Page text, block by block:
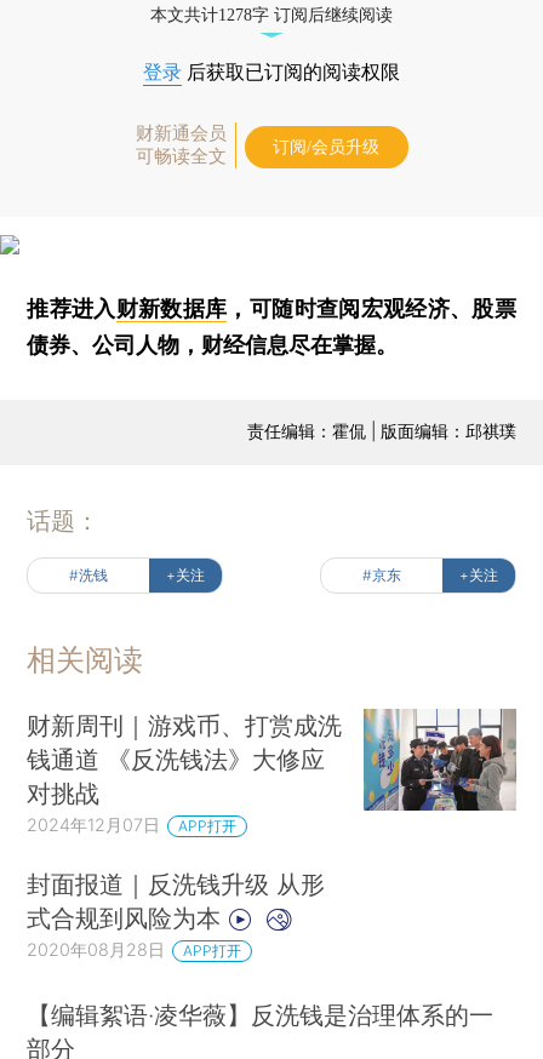
本文共计1278字 订阅后继续阅读
登录 后获取已订阅的阅读权限
财新通会员
可畅读全文
订阅/会员升级
推荐进入财新数据库 ，可随时查阅宏观经济、股票
债券、公司人物，财经信息尽在掌握。
责任编辑：霍侃 | 版面编辑：邱祺璞
话题：
#洗钱 +关注 #京东 +关注
相关阅读
财新周刊｜游戏币、打赏成洗
钱通道 《反洗钱法》大修应
对挑战
2024年12月07日 APP打开
封面报道｜反洗钱升级 从形
式合规到风险为本
2020年08月28日 APP打开
【编辑絮语·凌华薇】反洗钱是治理体系的一
部分